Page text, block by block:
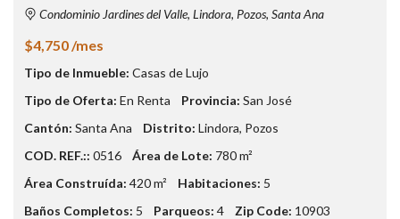
Condominio Jardines del Valle, Lindora, Pozos, Santa Ana
$4,750 /mes
Tipo de Inmueble: Casas de Lujo
Tipo de Oferta: En Renta Provincia: San José
Cantón: Santa Ana Distrito: Lindora, Pozos
COD. REF.:: 0516 Área de Lote: 780 m²
Área Construída: 420 m² Habitaciones: 5
Baños Completos: 5 Parqueos: 4 Zip Code: 10903